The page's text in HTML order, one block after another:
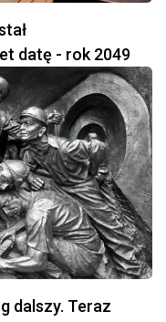
datę - rok 2049
dalszy. Teraz